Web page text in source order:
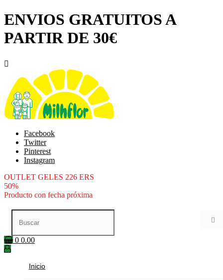
ENVIOS GRATUITOS A
PARTIR DE 30€

Facebook
Twitter
Pinterest
Instagram
OUTLET GELES 226 ERS
50%
Producto con fecha próxima

0 0.00
Inicio